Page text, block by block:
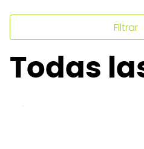
Todas
Filtrar